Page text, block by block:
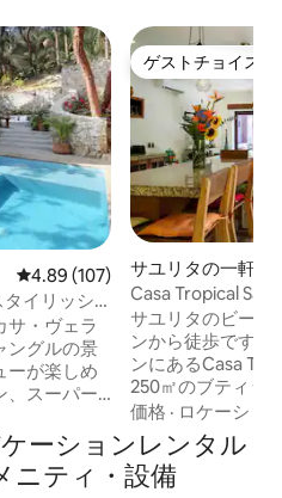
レビュー107件、5つ星中4.89つ
4.89 (107)
イリッシ
サ・ヴェラ
ングルの景
ーが楽しめ
、スーパー
。それぞ
サイズベッ
立したマス
温水プー
ゲストチョイス
ゲストチョイス
サユリタの一軒家
Casa Tropical
で行け、サーフィ
サユリタのビーチ
ンから徒歩ですぐ
ンにあるCasa
250㎡のブティッ
までご宿泊いただ
それぞれ専用バ
ーム3室、広々と
のリビングエリア
価格 · ロケーショ
ーションレンタル
ニティ・設備